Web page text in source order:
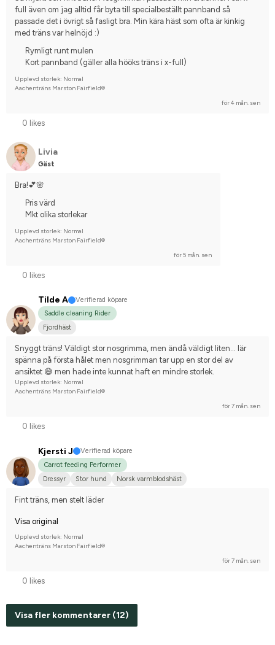
full även om jag alltid får byta till specialbeställt pannband så
passade det i övrigt så fasligt bra. Min kära häst som ofta är kinkig
med träns var helnöjd :)
Rymligt runt mulen
Kort pannband (gäller alla hööks träns i x-full)
Upplevd storlek: Normal
Aachenträns Marston Fairfield®
för 4 mån. sen
0 likes
Livia
Gäst
Bra!💕🌸
Pris värd
Mkt olika storlekar
Upplevd storlek: Normal
Aachenträns Marston Fairfield®
för 5 mån. sen
0 likes
Tilde A
Verifierad köpare
Saddle cleaning Rider
Fjordhäst
Snyggt träns! Väldigt stor nosgrimma, men ändå väldigt liten… lär
spänna på första hålet men nosgrimman tar upp en stor del av
ansiktet 😅 men hade inte kunnat haft en mindre storlek.
Upplevd storlek: Normal
Aachenträns Marston Fairfield®
för 7 mån. sen
0 likes
Kjersti J
Verifierad köpare
Carrot feeding Performer
Dressyr
Stor hund
Norsk varmblodshäst
Fint träns, men stelt läder
Visa original
Upplevd storlek: Normal
Aachenträns Marston Fairfield®
för 7 mån. sen
0 likes
Visa fler kommentarer (12)